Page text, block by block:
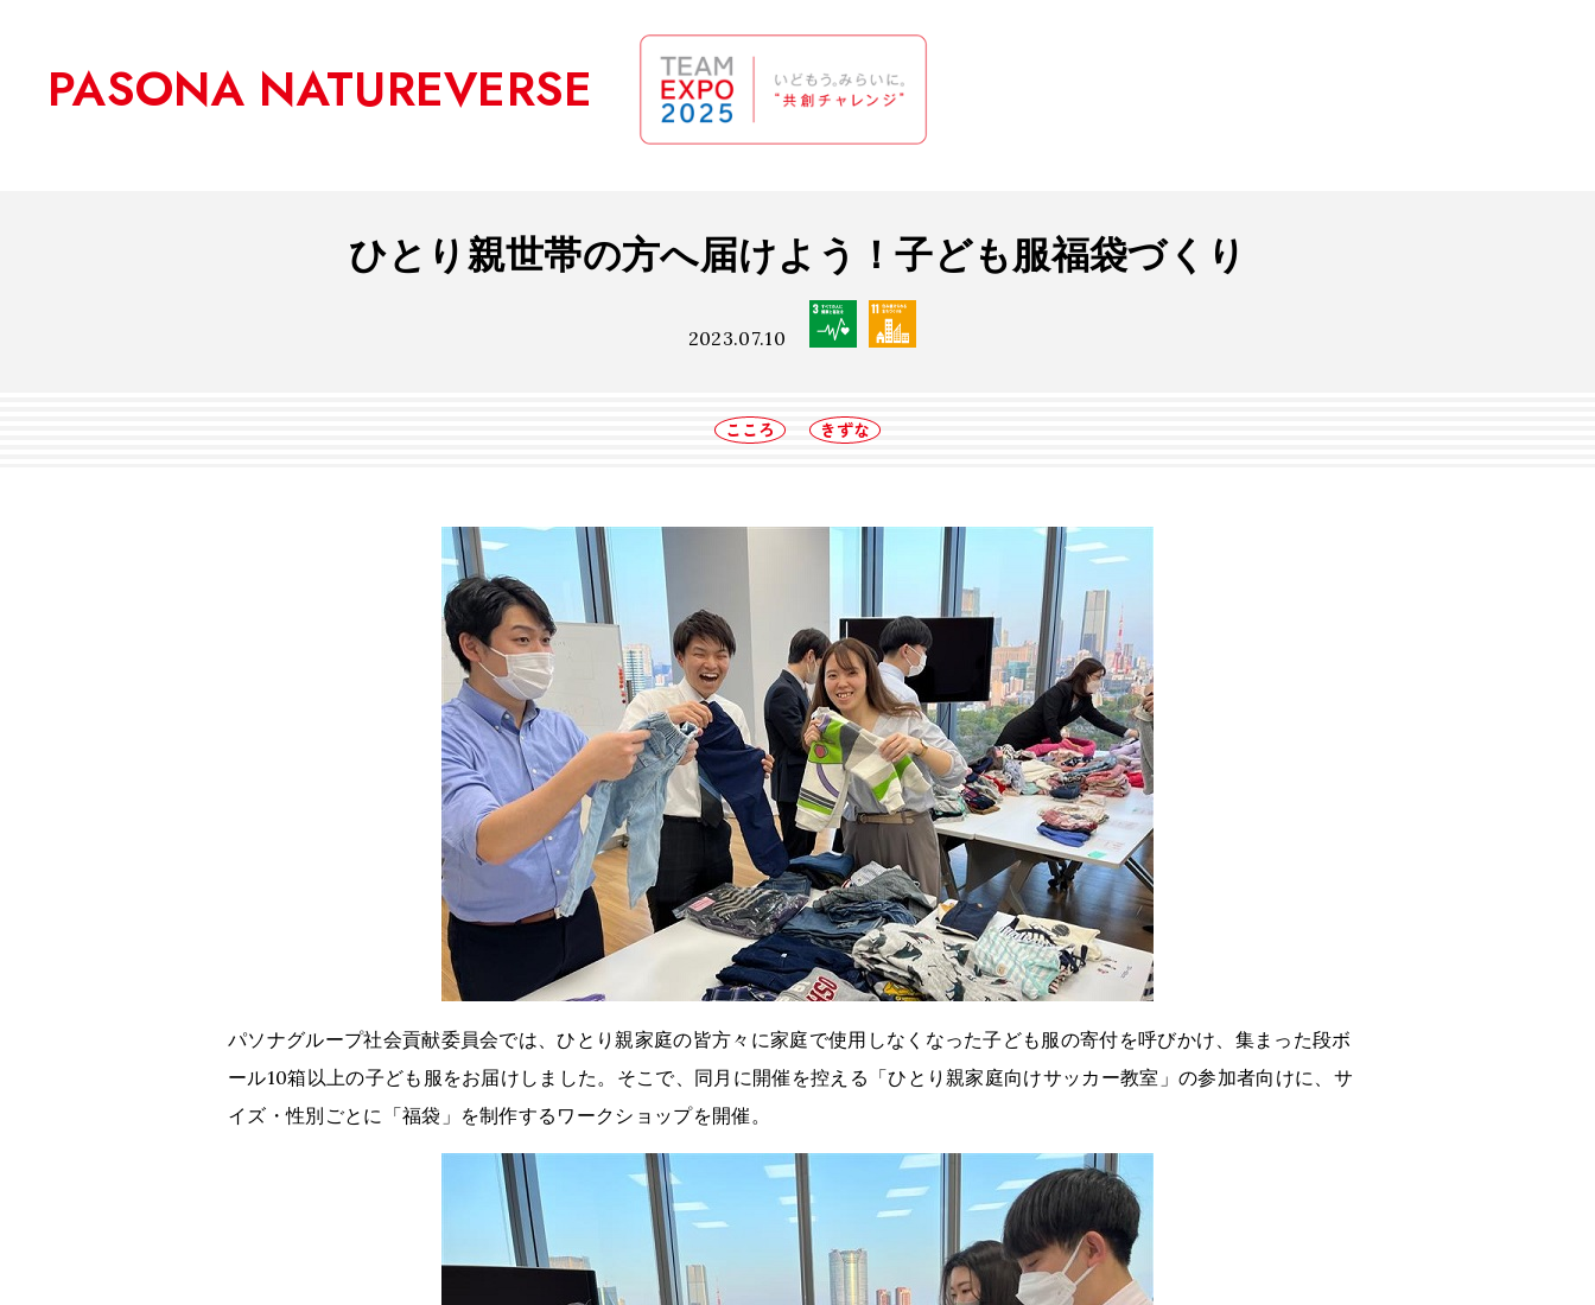
PASONA NATUREVERSE
2023.07.10
ひとり親世帯の方へ届けよう！子ども服福袋づくり
こころ きずな
パソナグループ社会貢献委員会では、ひとり親家庭の皆方々に家庭で使用しなくなった子ども服の寄付を呼びかけ、集まった段ボ
ール10箱以上の子ども服をお届けしました。そこで、同月に開催を控える「ひとり親家庭向けサッカー教室」の参加者向けに、サ
イズ・性別ごとに「福袋」を制作するワークショップを開催。